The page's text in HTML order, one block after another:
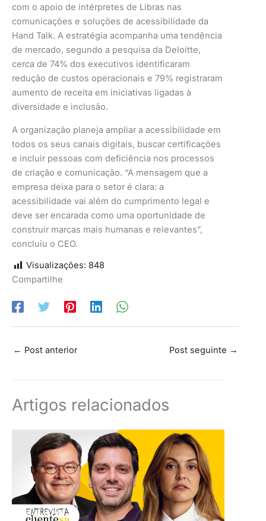
com o apoio de intérpretes de Libras nas
comunicações e soluções de acessibilidade da
Hand Talk. A estratégia acompanha uma tendência
de mercado, segundo a pesquisa da Deloitte,
cerca de 74% dos executivos identificaram
redução de custos operacionais e 79% registraram
aumento de receita em iniciativas ligadas à
diversidade e inclusão.
A organização planeja ampliar a acessibilidade em
todos os seus canais digitais, buscar certificações
e incluir pessoas com deficiência nos processos
de criação e comunicação. “A mensagem que a
empresa deixa para o setor é clara: a
acessibilidade vai além do cumprimento legal e
deve ser encarada como uma oportunidade de
construir marcas mais humanas e relevantes”,
concluiu o CEO.
Visualizações: 848
Compartilhe
← Post anterior Post seguinte →
Artigos relacionados